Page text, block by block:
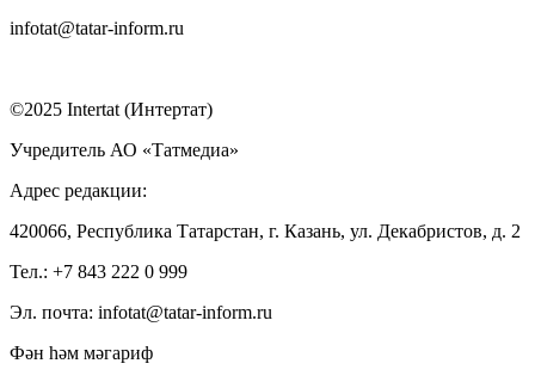
infotat@tatar-inform.ru
©2025 Intertat (Интертат)
Учредитель АО «Татмедиа»
Адрес редакции:
420066, Республика Татарстан, г. Казань, ул. Декабристов, д. 2
Тел.: +7 843 222 0 999
Эл. почта: infotat@tatar-inform.ru
Фән һәм мәгариф